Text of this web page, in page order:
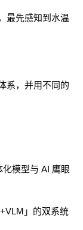
最先感知到水温
系，并用不同的
化模型与 AI 鹰眼
」的双系统